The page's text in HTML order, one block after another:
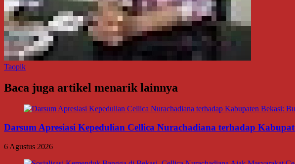
Taopik
Baca juga artikel menarik lainnya
Darsum Apresiasi Kepedulian Cellica Nurachadiana terhadap
6 Agustus 2026